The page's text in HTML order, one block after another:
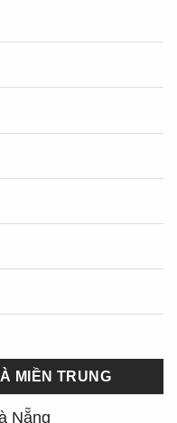
MIỀN TRUNG
Nẵng